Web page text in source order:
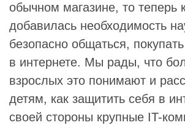
обычном магазине, то теперь
добавилась необходимость
безопасно общаться,
в интернете. Мы рады, что
взрослых это понимают и
детям, как защитить себя в
своей стороны крупные IT-